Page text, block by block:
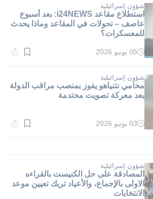
دقيقة.
شؤون إسرائيلية
استطلاع مقاعد i24NEWS: بعد أسبوع
عاصف – تحولات في المقاعد وماذا يحدث
للمعسكرات؟
وقت
دقيقة.
05 يونيو 2026
شؤون إسرائيلية
محامي نتنياهو يفوز بمنصب مراقب الدولة
بعد معركة تصويت محتدمة
وقت
03 يونيو 2026
شؤون إسرائيلية
المصادقة على حل الكنيست بالقراءه
الاولى بالإجماع، والأعياد تربك تعيين موعد
الانتخابات